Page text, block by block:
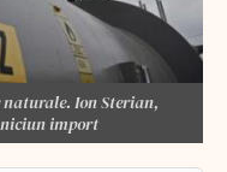
Ion Sterian,
import